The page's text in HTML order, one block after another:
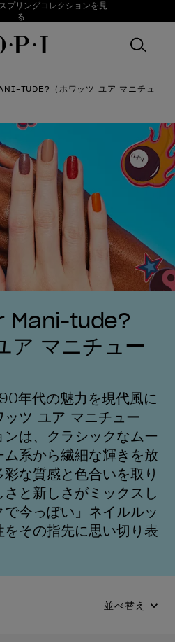
プリングコレクションを見
る
TUDE?（ホワッツ ユア マニチュ
Mani-tude?
ア マニチュー
年代の魅力を現代風に
ッツ ユア マニチュー
ンは、クラシックなムー
ム系から繊細な輝きを放
な質感と色合いを取り
と新しさがミックスし
今っぽい」ネイルルッ
その指先に思い切り表
並べ替え